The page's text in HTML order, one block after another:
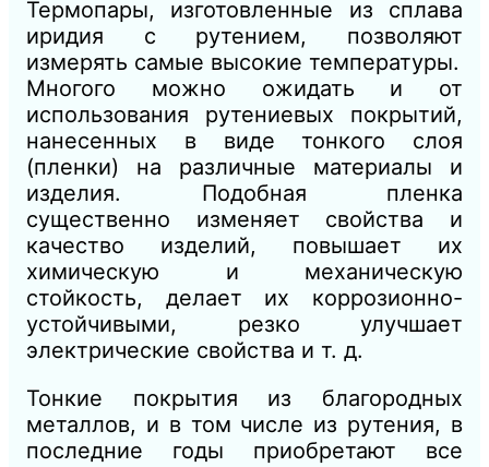
Термопары, изготовленные из сплава
иридия с рутением, позволяют
измерять самые высокие температуры.
Многого можно ожидать и от
использования рутениевых покрытий,
нанесенных в виде тонкого слоя
(пленки) на различные материалы и
изделия. Подобная пленка
существенно изменяет свойства и
качество изделий, повышает их
химическую и механическую
стойкость, делает их коррозионно-
устойчивыми, резко улучшает
электрические свойства и т. д.
Тонкие покрытия из благородных
металлов, и в том числе из рутения, в
последние годы приобретают все